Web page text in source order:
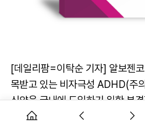
[데일리팜=이탁순 기자] 알보젠
목받고 있는 비자극성 ADHD(주
신약을 국내에 도입하기 위한 본